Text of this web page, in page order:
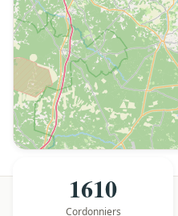
1610
Cordonniers